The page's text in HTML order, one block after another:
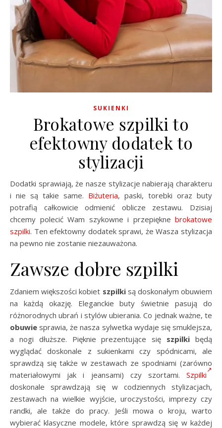
SUKIENKI
Brokatowe szpilki to
efektowny dodatek to
stylizacji
Dodatki sprawiają, że nasze stylizacje nabierają charakteru
i nie są takie same. Biżuteria, paski, torebki oraz buty
potrafią całkowicie odmienić oblicze zestawu. Dzisiaj
chcemy polecić Wam szykowne i przepiękne brokatowe
szpilki. Ten efektowny dodatek sprawi, że Wasza stylizacja
na pewno nie zostanie niezauważona.
Zawsze dobre szpilki
Zdaniem większości kobiet szpilkisą doskonałym obuwiem
na każdą okazję. Eleganckie buty świetnie pasują do
różnorodnych ubrań i stylów ubierania. Co jednak ważne, te
obuwie sprawia, że nasza sylwetka wydaje się smuklejsza,
a nogi dłuższe. Pięknie prezentujące się szpilki będą
wyglądać doskonale z sukienkami czy spódnicami, ale
sprawdzą się także w zestawach ze spodniami (zarówno
materiałowymi jak i jeansami) czy szortami. Szpilki
doskonale sprawdzają się w codziennych stylizacjach,
zestawach na wielkie wyjście, uroczystości, imprezy czy
randki, ale także do pracy. Jeśli mowa o kroju, warto
wybierać klasyczne modele, które sprawdzą się w każdej